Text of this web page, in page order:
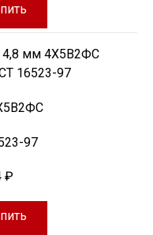
4,8 мм 4Х5В2ФС
16523-97
97
₽